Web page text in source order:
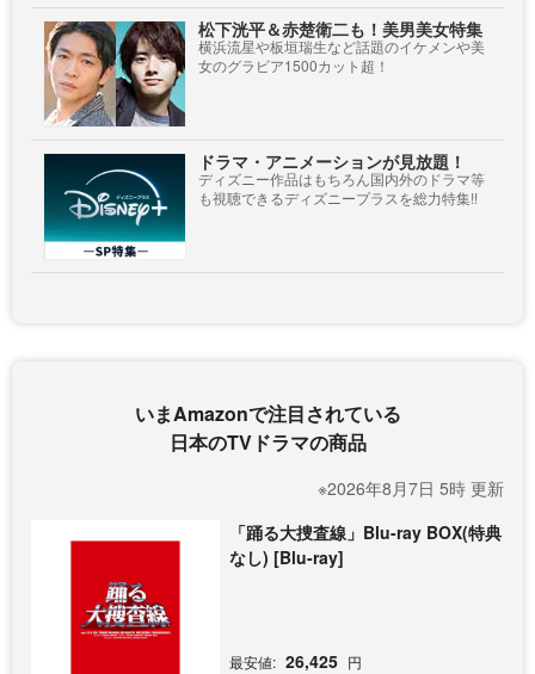
松下洸平＆赤楚衛二も！美男美女特集
横浜流星や板垣瑞生など話題のイケメンや美
女のグラビア1500カット超！
ドラマ・アニメーションが見放題！
ディズニー作品はもちろん国内外のドラマ等
も視聴できるディズニープラスを総力特集!!
いまAmazonで注目されている
日本のTVドラマの商品
※2026年8月7日 5時 更新
「踊る大捜査線」Blu-ray BOX(特典
なし) [Blu-ray]
最安値: 26,425 円